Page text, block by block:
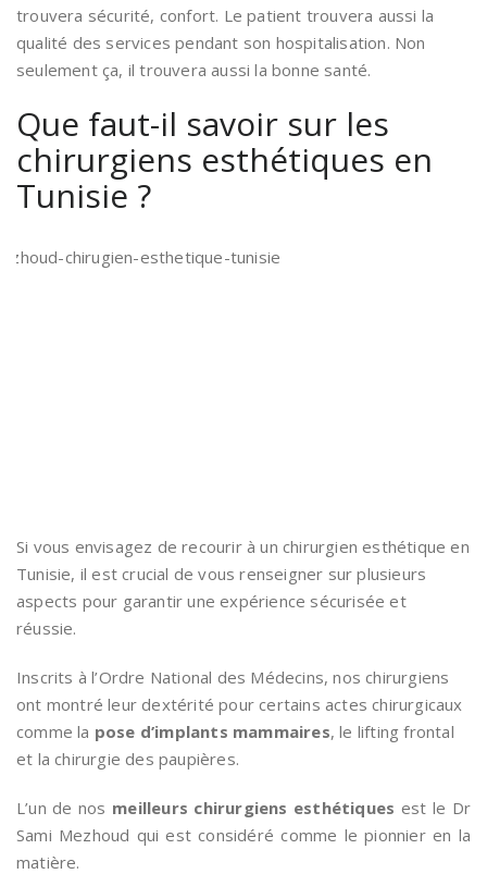
trouvera sécurité, confort. Le patient trouvera aussi la
qualité des services pendant son hospitalisation. Non
seulement ça, il trouvera aussi la bonne santé.
Que faut-il savoir sur les
chirurgiens esthétiques en
Tunisie ?
Si vous envisagez de recourir à un chirurgien esthétique en
Tunisie, il est crucial de vous renseigner sur plusieurs
aspects pour garantir une expérience sécurisée et
réussie.
Inscrits à l’Ordre National des Médecins, nos chirurgiens
ont montré leur dextérité pour certains actes chirurgicaux
comme la pose d’implants mammaires, le lifting frontal
et la chirurgie des paupières.
L’un de nos meilleurs chirurgiens esthétiques est le Dr
Sami Mezhoud qui est considéré comme le pionnier en la
matière.